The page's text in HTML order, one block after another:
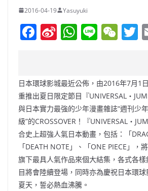
2016-04-19 Yasuyuki
F
e
b
o
o
k
Si
W
ei
b
o
W
s
A
p
p
Li W
h
at
T
日本環球影城最近公佈，由2016年7月1
重推出夏日限定節目『UNIVERSAL・
與日本實力最強的少年漫畫雜誌“週刊少
級”的CROSSOVER！『UNIVERSAL・
合史上超強人氣日本動畫，包括：「
「DEATH NOTE」、「ONE PIECE」，
旗下最具人氣作品來個大結集，各式各
目將會陸續登場，同時亦為慶祝日本環
夏天，誓必熱血沸騰。